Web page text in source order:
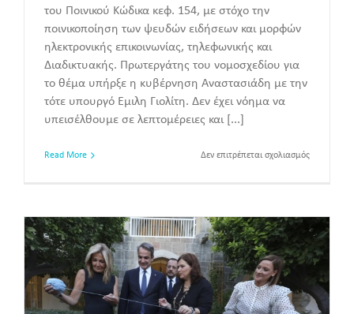
του Ποινικού Κώδικα κεφ. 154, με στόχο την
ποινικοποίηση των ψευδών ειδήσεων και μορφών
ηλεκτρονικής επικοινωνίας, τηλεφωνικής και
Διαδικτυακής. Πρωτεργάτης του νομοσχεδίου για
το θέμα υπήρξε η κυβέρνηση Αναστασιάδη με την
τότε υπουργό Έμιλη Γιολίτη. Δεν έχει νόημα να
υπεισέλθουμε σε λεπτομέρειες και [...]
Read More Δεν επιτρέπεται σχολιασμόςστο